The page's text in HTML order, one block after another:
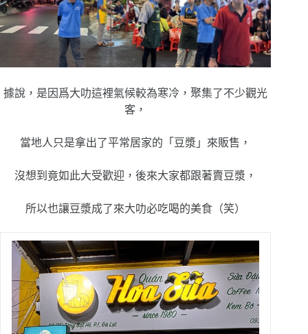
據說，是因爲大叻這裡氣候較為寒冷，聚集了不少觀光
客，
當地人只是拿出了平常居家的「豆漿」來販售，
沒想到竟如此大受歡迎，後來大家都跟著賣豆漿，
所以也讓豆漿成了來大叻必吃喝的美食（笑）